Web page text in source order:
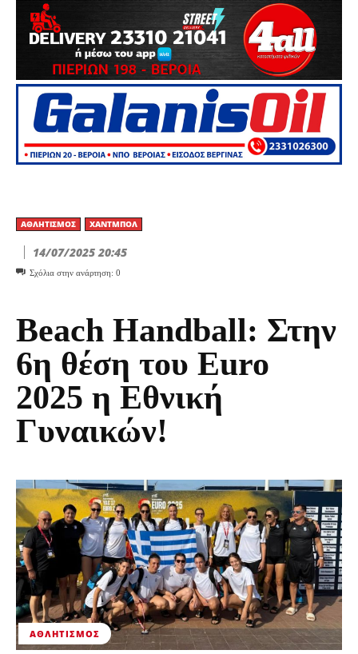
ΑΘΛΗΤΙΣΜΌΣ ΧΆΝΤΜΠΟΛ
14/07/2025 20:45
Σχόλια στην ανάρτηση: 0
Beach Handball: Στην
6η θέση του Euro
2025 η Εθνική
Γυναικών!
ΑΘΛΗΤΙΣΜΌΣ